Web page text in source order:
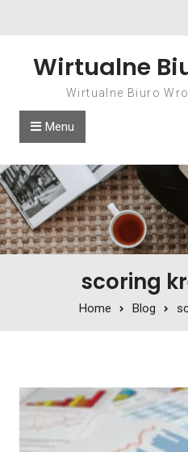
Wirtualne
Wirtualne Biuro
Menu
scoring
Home Blog